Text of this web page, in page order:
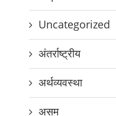
Uncategorized
अंतर्राष्ट्रीय
अर्थव्यवस्था
असम